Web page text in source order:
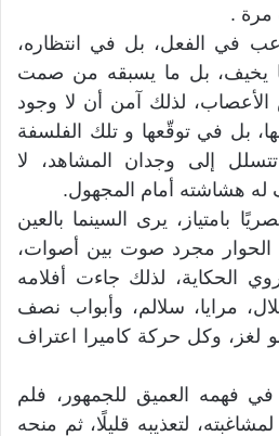
مرة .
في الفعل، بل في انتظاره،
يخيف، بل ما يسبقه من صمت
لذلك آمن أن لا وجود
بل في توقّعها و تلك الفلسفة
إلى وجدان المشاهد، لا
هشاشته أمام المجهول.
بامتياز، يرى السينما بالعين
الحوار مجرد صوت بين أصوات،
الحكاية، لذلك جاءت أفلامه
مرايا، سلالم، وأبواب نصف
لغز، وكل حركة كاميرا اعتراف
في فهمه العميق للجمهور، فلم
لتعذيبه قليلًا، ثم منحه